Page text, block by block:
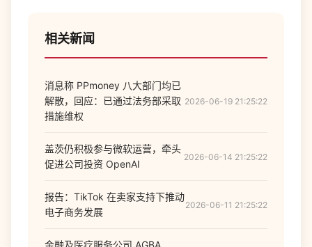
相关新闻
消息称 PPmoney 八大部门均已
解散，回应：已通过法务部采取
措施维权
2026-06-19 21:25:22
盖茨仍积极参与微软运营，牵头
促进公司投资 OpenAI
2026-06-14 21:25:22
报告：TikTok 在卖家支持下推动
电子商务发展
2026-06-11 21:25:22
金融及医疗服务公司 AGBA